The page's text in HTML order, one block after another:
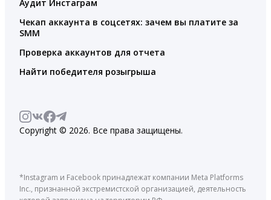
Аудит Инстаграм
Чекап аккаунта в соцсетях: зачем вы платите за
SMM
Проверка аккаунтов для отчета
Найти победителя розыгрыша
Copyright © 2026. Все права защищены.
*Instagram и Facebook принадлежат компании Meta Platforms
Inc., признанной экстремистской организацией, деятельность